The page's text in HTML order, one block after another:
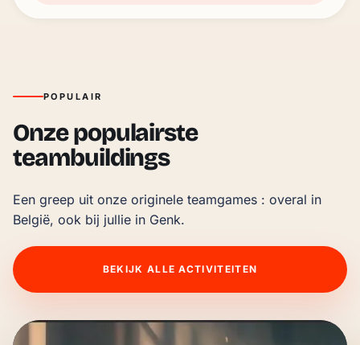
POPULAIR
Onze populairste
teambuildings
Een greep uit onze originele teamgames : overal in
België, ook bij jullie in Genk.
BEKIJK ALLE ACTIVITEITEN